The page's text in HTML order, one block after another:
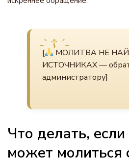
[
МОЛИТВА НЕ
ИСТОЧНИКАХ —
администратору]
Что делать,
может молиться